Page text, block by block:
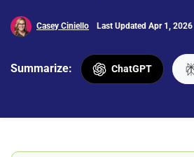
Casey Ciniello Last Updated Apr 1, 2026
Summarize: ChatGPT